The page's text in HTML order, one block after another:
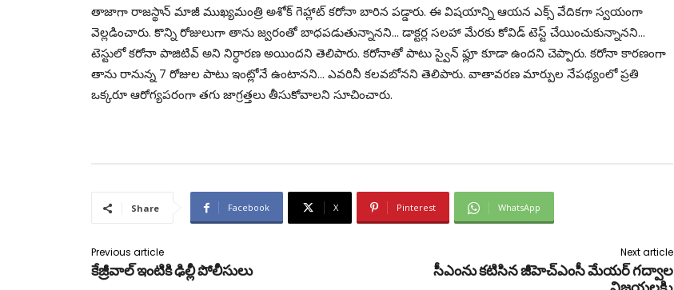
తాజాగా రాజస్థాన్ మాజీ ముఖ్యమంత్రి అశోక్ గెహ్లాట్ కరోనా బారిన పడ్డారు. ఈ విషయాన్ని ఆయన ఎక్స్ వేదికగా స్వయంగా
వెల్లడించారు. కొన్ని రోజులుగా తాను జ్వరంతో బాధపడుతున్నానని… డాక్టర్ల సలహా మేరకు కోవిడ్ టెస్ట్ చేయించుకున్నానని…
టెస్టులో కరోనా పాజిటివ్ అని నిర్ధారణ అయిందని తెలిపారు. కరోనాతో పాటు స్వైన్ ఫ్లూ కూడా ఉందని చెప్పారు. కరోనా కారణంగా
తాను రానున్న 7 రోజుల పాటు ఇంట్లోనే ఉంటానని… ఎవరినీ కలవబోనని తెలిపారు. వాతావరణ మార్పుల నేపథ్యంలో ప్రతి
ఒక్కరూ ఆరోగ్యపరంగా తగు జాగ్రత్తలు తీసుకోవాలని సూచించారు.
Share Facebook X Pinterest WhatsApp
Previous article
కేజ్రీవాల్ ఇంటికి ఢిల్లీ పోలీసులు
Next article
సీఎంను కటిసిన జీహెచ్ఎంసీ మేయర్ గద్వాల